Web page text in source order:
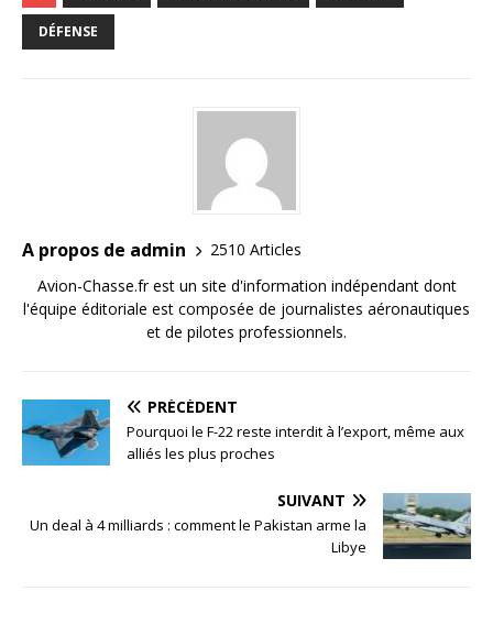
DÉFENSE
A propos de admin
2510 Articles
Avion-Chasse.fr est un site d'information indépendant dont
l'équipe éditoriale est composée de journalistes aéronautiques
et de pilotes professionnels.
PRÉCÉDENT
Pourquoi le F-22 reste interdit à l’export, même aux
alliés les plus proches
SUIVANT
Un deal à 4 milliards : comment le Pakistan arme la
Libye